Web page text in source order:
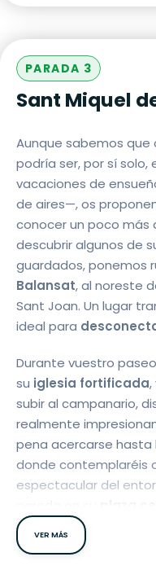
PARADA 3
Sant Miquel
Aunque sabemos que
podría ser, por sí
vacaciones de
de aires—, os
conocer un poco más
descubrir algunos de
guardados, ponemos
Balansat, al noreste
Sant Joan. Un lugar
ideal para
Durante vuestro
su iglesia fortificada,
subir al campanario,
realmente
pena acercarse hasta
donde contemplaréis
espectacular del
descansar, saborear
disfrutar,
VER MÁS